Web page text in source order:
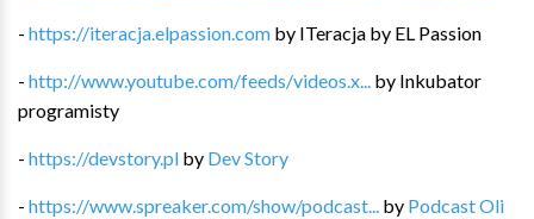
- https://iteracja.elpassion.com by ITeracja by EL Passion
- http://www.youtube.com/feeds/videos.x... by Inkubator
programisty
- https://devstory.pl by Dev Story
- https://www.spreaker.com/show/podcast... by Podcast Oli